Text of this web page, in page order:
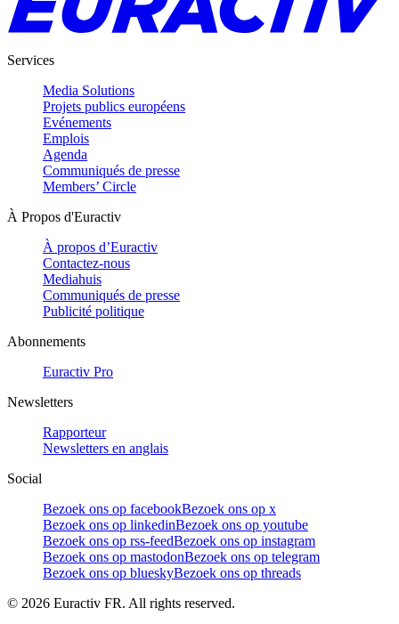
Services
Media Solutions
Projets publics européens
Evénements
Emplois
Agenda
Communiqués de presse
Members’ Circle
À Propos d'Euractiv
À propos d’Euractiv
Contactez-nous
Mediahuis
Communiqués de presse
Publicité politique
Abonnements
Euractiv Pro
Newsletters
Rapporteur
Newsletters en anglais
Social
Bezoek ons op facebookBezoek ons op x
Bezoek ons op linkedinBezoek ons op youtube
Bezoek ons op rss-feedBezoek ons op instagram
Bezoek ons op mastodonBezoek ons op telegram
Bezoek ons op blueskyBezoek ons op threads
© 2026 Euractiv FR. All rights reserved.